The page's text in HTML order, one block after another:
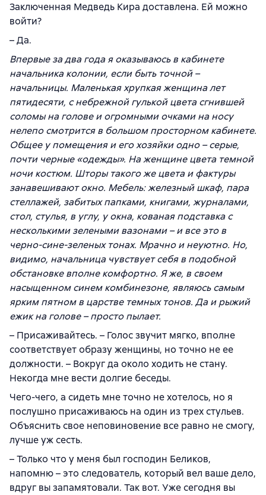
Заключенная Медведь Кира доставлена. Ей можно
войти?
– Да.
Впервые за два года я оказываюсь в кабинете
начальника колонии, если быть точной –
начальницы. Маленькая хрупкая женщина лет
пятидесяти, с небрежной гулькой цвета сгнившей
соломы на голове и огромными очками на носу
нелепо смотрится в большом просторном кабинете.
Общее у помещения и его хозяйки одно – серые,
почти черные «одежды». На женщине цвета темной
ночи костюм. Шторы такого же цвета и фактуры
занавешивают окно. Мебель: железный шкаф, пара
стеллажей, забитых папками, книгами, журналами,
стол, стулья, в углу, у окна, кованая подставка с
несколькими зелеными вазонами – и все это в
черно-сине-зеленых тонах. Мрачно и неуютно. Но,
видимо, начальница чувствует себя в подобной
обстановке вполне комфортно. Я же, в своем
насыщенном синем комбинезоне, являюсь самым
ярким пятном в царстве темных тонов. Да и рыжий
ежик на голове – просто пылает.
– Присаживайтесь. – Голос звучит мягко, вполне
соответствует образу женщины, но точно не ее
должности. – Вокруг да около ходить не стану.
Некогда мне вести долгие беседы.
Чего-чего, а сидеть мне точно не хотелось, но я
послушно присаживаюсь на один из трех стульев.
Объяснить свое неповиновение все равно не смогу,
лучше уж сесть.
– Только что у меня был господин Беликов,
напомню – это следователь, который вел ваше дело,
вдруг вы запамятовали. Так вот. Уже сегодня вы